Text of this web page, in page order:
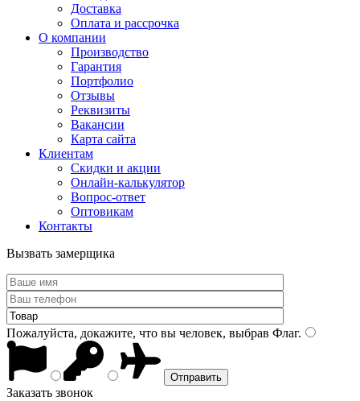
Доставка
Оплата и рассрочка
О компании
Производство
Гарантия
Портфолио
Отзывы
Реквизиты
Вакансии
Карта сайта
Клиентам
Скидки и акции
Онлайн-калькулятор
Вопрос-ответ
Оптовикам
Контакты
Вызвать замерщика
Пожалуйста, докажите, что вы человек, выбрав Флаг.
Заказать звонок